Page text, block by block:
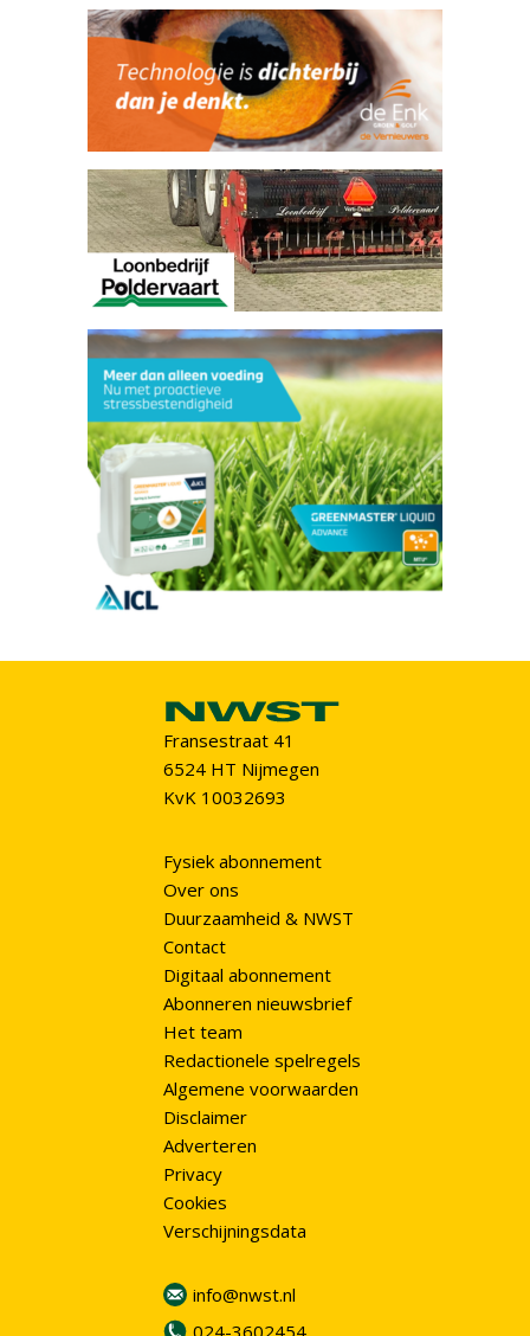
Fransestraat 41
6524 HT Nijmegen
KvK 10032693
Fysiek abonnement
Over ons
Duurzaamheid & NWST
Contact
Digitaal abonnement
Abonneren nieuwsbrief
Het team
Redactionele spelregels
Algemene voorwaarden
Disclaimer
Adverteren
Privacy
Cookies
Verschijningsdata
info@nwst.nl